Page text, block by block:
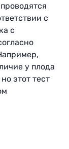
с
с
у плода
этот тест